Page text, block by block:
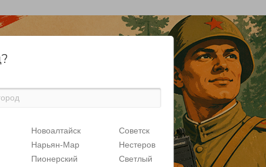
Новоалтайск
Нарьян-Мар
Пионерский
Советск
Нестеров
Светлый